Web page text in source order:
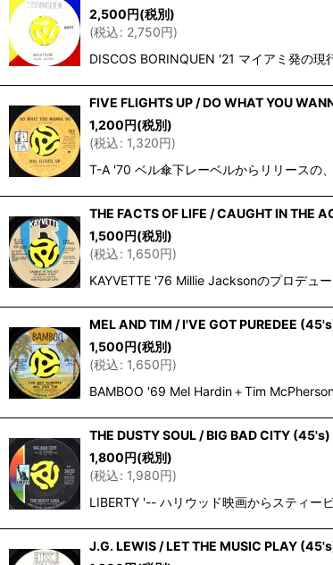
2,500円(税別)
(税込: 2,750円)
DISCOS BORINQUEN '21 マイアミ発の
FIVE FLIGHTS UP / DO WHAT YOU
1,200円(税別)
(税込: 1,320円)
T-A '70 ベル傘下レーベルからリリースの
THE FACTS OF LIFE / CAUGHT IN THE
1,500円(税別)
(税込: 1,650円)
KAYVETTE '76 Millie Jacksonのプロデュ
MEL AND TIM / I'VE GOT PUREDEE
1,500円(税別)
(税込: 1,650円)
BAMBOO '69 Mel Hardin＋Tim
THE DUSTY SOUL / BIG BAD CITY (45's)
1,800円(税別)
(税込: 1,980円)
LIBERTY '-- ハリウッド映画からスティー
J.G. LEWIS / LET THE MUSIC PLAY